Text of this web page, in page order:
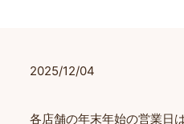
2025/12/04
各店舗の年末年始の営業日